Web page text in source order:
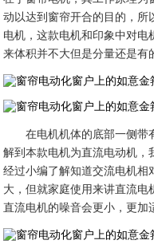
动以达到窗帘开合的目的，所
电机，这款电机和印象中对电
来体积并不大但是分量还是有
在电机机体的底部一侧带
解到本款电机为直流电动机，
经过小编了解知道交流电机相
大，但就家庭使用来讲直流
直流电机的噪音会更小，更加